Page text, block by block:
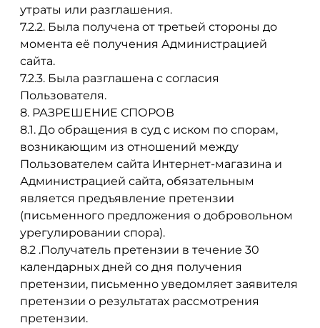
утраты или разглашения.
7.2.2. Была получена от третьей стороны до
момента её получения Администрацией
сайта.
7.2.3. Была разглашена с согласия
Пользователя.
8. РАЗРЕШЕНИЕ СПОРОВ
8.1. До обращения в суд с иском по спорам,
возникающим из отношений между
Пользователем сайта Интернет-магазина и
Администрацией сайта, обязательным
является предъявление претензии
(письменного предложения о добровольном
урегулировании спора).
8.2 .Получатель претензии в течение 30
календарных дней со дня получения
претензии, письменно уведомляет заявителя
претензии о результатах рассмотрения
претензии.